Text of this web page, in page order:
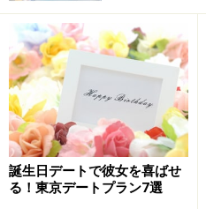
誕生日デートで彼女を喜ばせ
る！東京デートプラン7選